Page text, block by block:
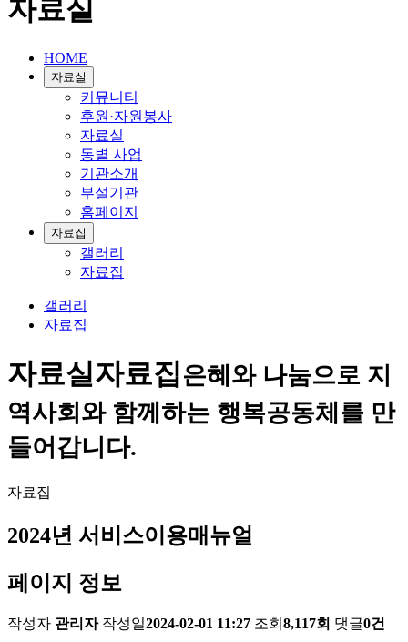
자료실
HOME
자료실
커뮤니티
후원·자원봉사
자료실
동별 사업
기관소개
부설기관
홈페이지
자료집
갤러리
자료집
갤러리
자료집
자료실자료집은혜와 나눔으로 지
역사회와 함께하는 행복공동체를 만
들어갑니다.
자료집
2024년 서비스이용매뉴얼
페이지 정보
작성자 관리자 작성일2024-02-01 11:27 조회 8,117회 댓글0건